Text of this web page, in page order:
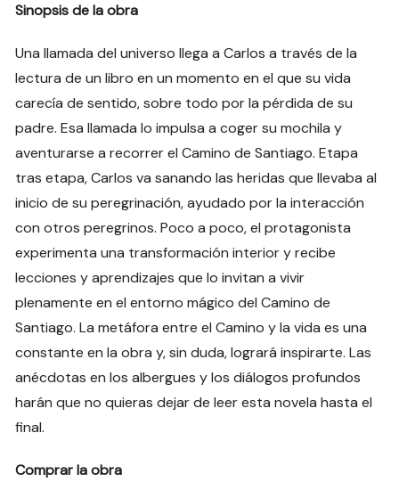
Sinopsis de la obra
Una llamada del universo llega a Carlos a través de la
lectura de un libro en un momento en el que su vida
carecía de sentido, sobre todo por la pérdida de su
padre. Esa llamada lo impulsa a coger su mochila y
aventurarse a recorrer el Camino de Santiago. Etapa
tras etapa, Carlos va sanando las heridas que llevaba al
inicio de su peregrinación, ayudado por la interacción
con otros peregrinos. Poco a poco, el protagonista
experimenta una transformación interior y recibe
lecciones y aprendizajes que lo invitan a vivir
plenamente en el entorno mágico del Camino de
Santiago. La metáfora entre el Camino y la vida es una
constante en la obra y, sin duda, logrará inspirarte. Las
anécdotas en los albergues y los diálogos profundos
harán que no quieras dejar de leer esta novela hasta el
final.
Comprar la obra